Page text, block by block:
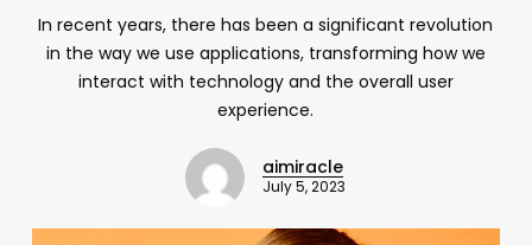
In recent years, there has been a significant revolution
in the way we use applications, transforming how we
interact with technology and the overall user
experience.
aimiracle
July 5, 2023